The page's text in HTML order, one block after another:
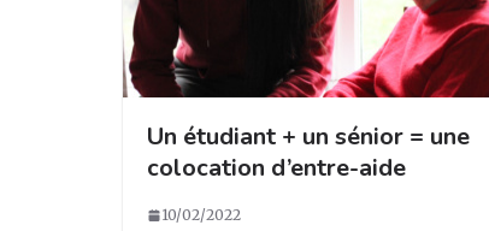
Un étudiant + un sénior = une
colocation d’entre-aide
10/02/2022